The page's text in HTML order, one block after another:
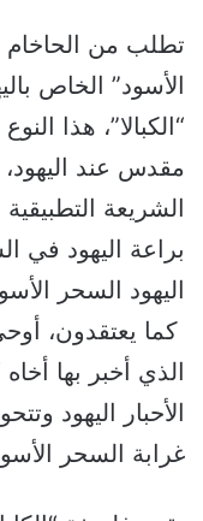
تطلب من الحاخام
الأسود” الخاص
“الكبالا”، هذا
مقدس عند اليهود،
الشريعة التطبيقية
براعة اليهود في
اليهود السحر
كما يعتقدون،
الذي أخبر بها
الأحبار اليهود
غرابة السحر